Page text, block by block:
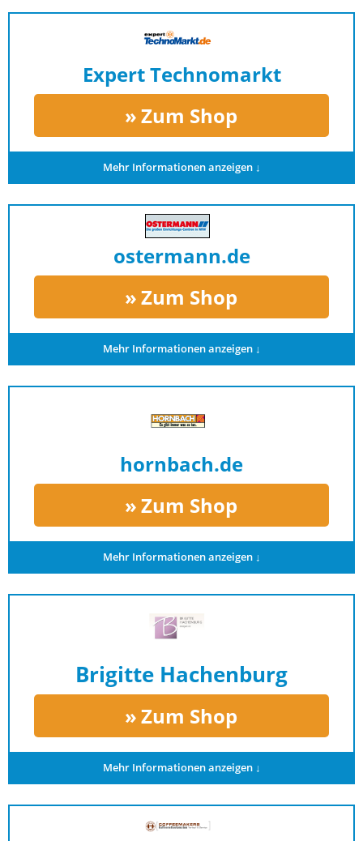
Expert Technomarkt
Zum Shop
Mehr Informationen anzeigen ↓
ostermann.de
Zum Shop
Mehr Informationen anzeigen ↓
hornbach.de
Zum Shop
Mehr Informationen anzeigen ↓
Brigitte Hachenburg
Zum Shop
Mehr Informationen anzeigen ↓